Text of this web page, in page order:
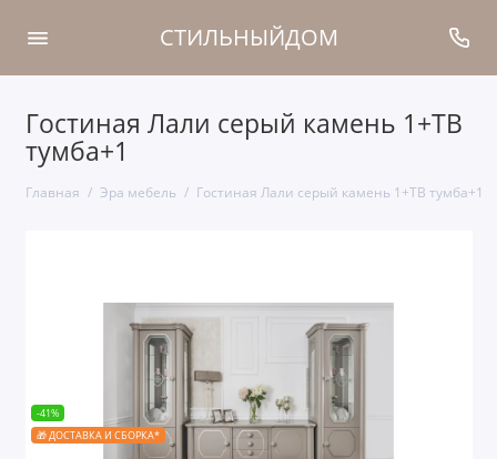
СТИЛЬНЫЙДОМ
Гостиная Лали серый камень 1+ТВ
тумба+1
Главная Эра мебель Гостиная Лали серый камень 1+ТВ тумба+1
-41%
🎁 ДОСТАВКА И СБОРКА*